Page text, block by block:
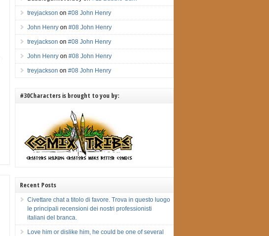
treyjackson on#08 John Henry
John Henry on#08 John Henry
treyjackson on#08 John Henry
John Henry on#08 John Henry
treyjackson on#08 John Henry
#30Characters is brought to you by:
Recent Posts
Civettare chat a titolo di favore. Trova in questo luogo
le principali recensioni dei nostri professionisti
italiani del branca.
Love him or dislike him, he could be one of several